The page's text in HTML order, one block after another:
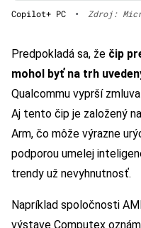
Copilot+ PC • Zdroj:
Predpokladá sa, že čip
mohol byť na trh
Qualcommu vyprší
Aj tento čip je založený
Arm, čo môže výrazne
podporou umelej
trendy už nevyhnutnosť.
Napríklad spoločnosti
výstave Computex